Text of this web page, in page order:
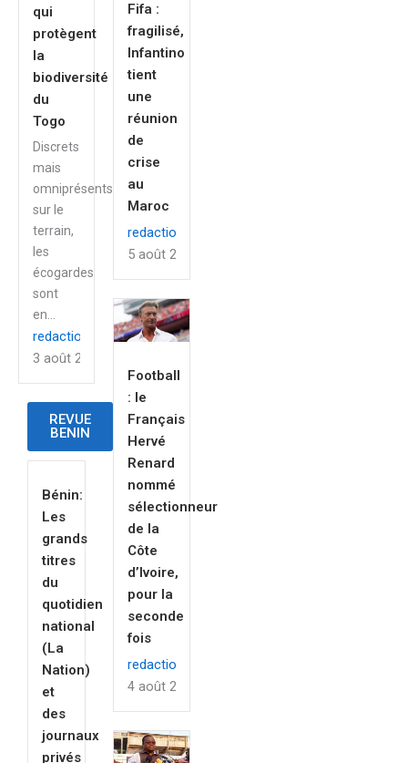
qui
protègent
la
biodiversité
du
Togo
Discrets
mais
omniprésents
sur le
terrain,
les
écogardes
sont
en...
redaction
3 août 2026
REVUE
BENIN
Bénin:
Les
grands
titres
du
quotidien
national
(La
Nation)
et
des
journaux
privés
Fifa :
fragilisé,
Infantino
tient
une
réunion
de
crise
au
Maroc
redaction
5 août 2026
Football
: le
Français
Hervé
Renard
nommé
sélectionneur
de la
Côte
d’Ivoire,
pour la
seconde
fois
redaction
4 août 2026